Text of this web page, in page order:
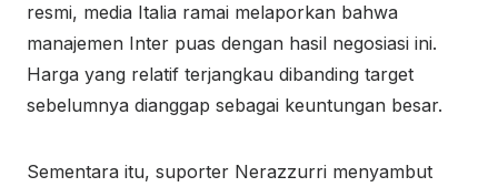
resmi, media Italia ramai melaporkan bahwa
manajemen Inter puas dengan hasil negosiasi ini.
Harga yang relatif terjangkau dibanding target
sebelumnya dianggap sebagai keuntungan besar.
Sementara itu, suporter Nerazzurri menyambut